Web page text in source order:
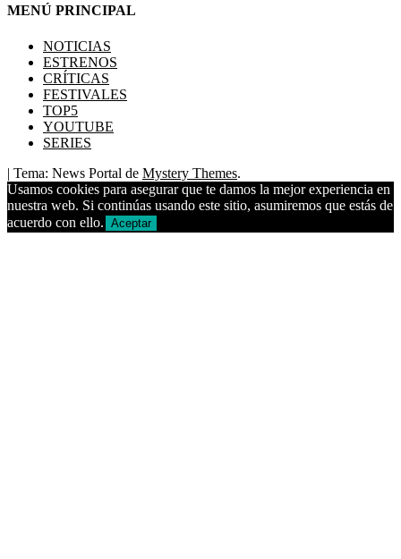
MENÚ PRINCIPAL
NOTICIAS
ESTRENOS
CRÍTICAS
FESTIVALES
TOP5
YOUTUBE
SERIES
| Tema: News Portal de Mystery Themes.
Usamos cookies para asegurar que te damos la mejor experiencia en
nuestra web. Si continúas usando este sitio, asumiremos que estás de
acuerdo con ello. Aceptar